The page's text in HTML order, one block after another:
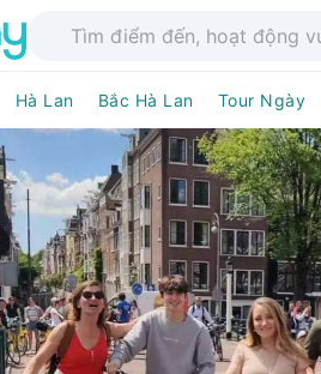
Hà Lan Bắc Hà Lan Tour Ngày